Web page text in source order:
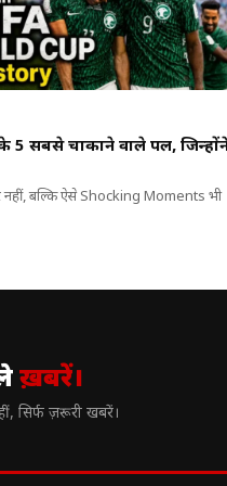
5 सबसे चौंकाने वाले पल,
नहीं, बल्कि ऐसे Shocking Moments भी
ख़बरें।
सिर्फ ज़रूरी खबरें।